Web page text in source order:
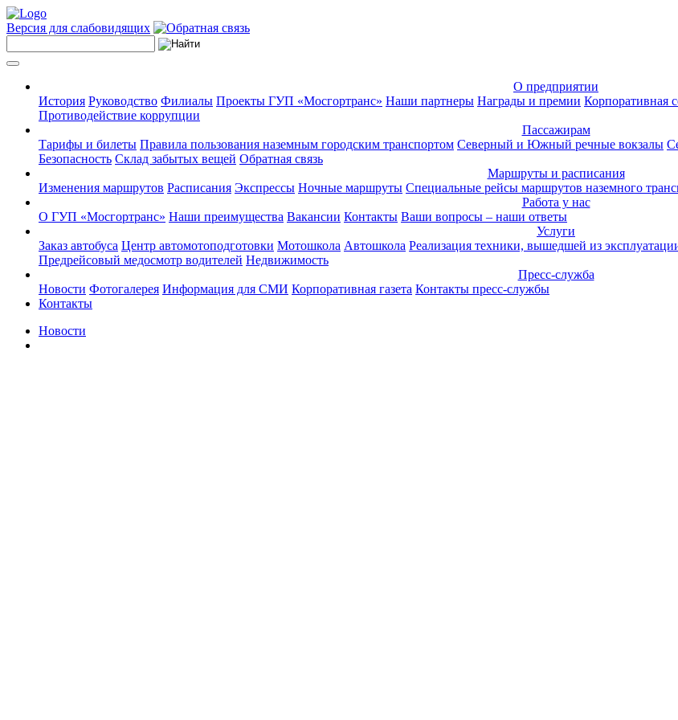
Версия для слабовидящих
О предприятии
История Руководство Филиалы Проекты ГУП «Мосгортранс» Наши партнеры Награды и премии Корпоративная
Противодействие коррупции
Пассажирам
Тарифы и билеты Правила пользования наземным городским транспортом Северный и Южный речные вокзалы
Безопасность Склад забытых вещей Обратная связь
Маршруты и расписания
Изменения маршрутов Расписания Экспрессы Ночные маршруты Специальные рейсы маршрутов наземного
Работа у нас
О ГУП «Мосгортранс» Наши преимущества Вакансии Контакты Ваши вопросы – наши ответы
Услуги
Заказ автобуса Центр автомотоподготовки Мотошкола Автошкола Реализация техники, вышедшей из
Предрейсовый медосмотр водителей Недвижимость
Пресс-служба
Новости Фотогалерея Информация для СМИ Корпоративная газета Контакты пресс-службы
Контакты
Новости